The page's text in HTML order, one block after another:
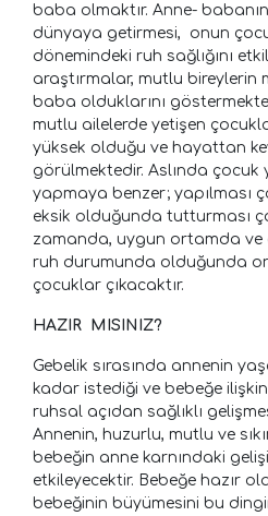
baba olmaktır. Anne-
dünyaya getirmesi, onun
dönemindeki ruh sağlığını
araştırmalar, mutlu bireylerin
baba olduklarını
mutlu ailelerde yetişen
yüksek olduğu ve hayattan
görülmektedir. Aslında çocuk
yapmaya benzer; yapılması
eksik olduğunda tutturması
zamanda, uygun ortamda ve
ruh durumunda olduğunda
çocuklar çıkacaktır.
HAZIR MISINIZ?
Gebelik sırasında annenin
kadar istediği ve bebeğe
ruhsal açıdan sağlıklı
Annenin, huzurlu, mutlu ve
bebeğin anne karnındaki
etkileyecektir. Bebeğe hazır
bebeğinin büyümesini bu